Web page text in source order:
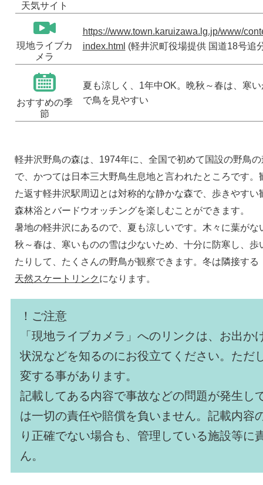
天気サイト
現地ライブカ
メラ
https://www.town.karuizawa.lg.jp/www/
index.html (軽井沢町役場提供 国道18号追
おすすめの季
節
夏も涼しく、1年中OK。晩秋～春は、寒
で鳥を見やすい
軽井沢野鳥の森は、1974年に、全国で初めて国設の野鳥
で、かつては日本三大野鳥生息地と言われたところです。
た返す軽井沢駅周辺とは対称的な静かな森で、歩きやすい
森林浴とバードウオッチングを楽しむことができます。
暑地の軽井沢にあるので、夏も涼しいです。木々に葉がな
秋～春は、寒いものの雪は少ないため、十分に防寒し、歩
たりして、たくさんの野鳥が観察できます。冬は隣接する
天然スケートリンク になります。
！ご注意
「現地ライブカメラ」へのリンクは、お出か
状況などを知るのにお役立てください。ただ
変する事があります。
記載してある内容で事故などの問題が発生し
は一切の責任や賠償を負いません。記載内容
り正確でない場合も、管理している施設等に
ん。